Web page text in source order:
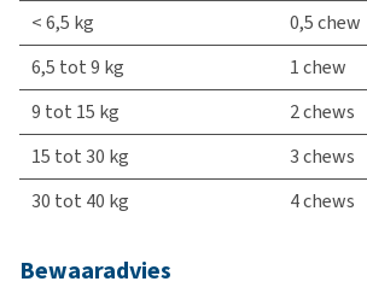
< 6,5 kg
0,5 chew
6,5 tot 9 kg
1 chew
9 tot 15 kg
2 chews
15 tot 30 kg
3 chews
30 tot 40 kg
4 chews
Bewaaradvies